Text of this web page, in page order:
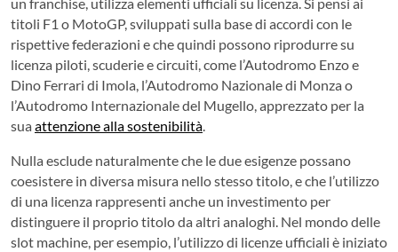
titoli F1 o MotoGP, sviluppati sulla base di accordi con le
rispettive federazioni e che quindi possono riprodurre su
licenza piloti, scuderie e circuiti, come l’Autodromo Enzo e
Dino Ferrari di Imola, l’Autodromo Nazionale di Monza o
l’Autodromo Internazionale del Mugello, apprezzato per la
sua attenzione alla sostenibilità.
Nulla esclude naturalmente che le due esigenze possano
coesistere in diversa misura nello stesso titolo, e che l’utilizzo
di una licenza rappresenti anche un investimento per
distinguere il proprio titolo da altri analoghi. Nel mondo delle
slot machine, per esempio, l’utilizzo di licenze ufficiali è iniziato